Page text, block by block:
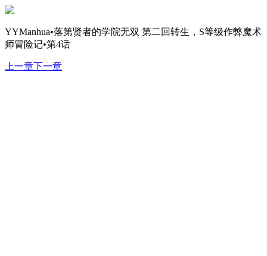
YYManhua•落第贤者的学院无双 第二回转生，S等级作弊魔术
师冒险记•第4话
上一章下一章